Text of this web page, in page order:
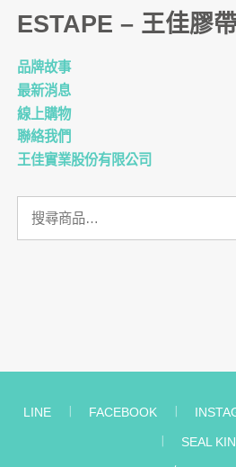
ESTAPE – 王佳膠
品牌故事
最新消息
線上購物
聯絡我們
王佳實業股份有限公司
LINE FACEBOOK
SEAL